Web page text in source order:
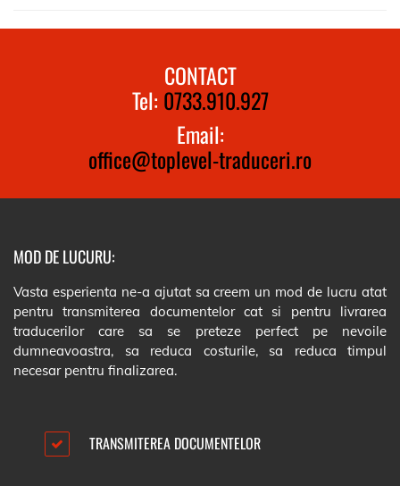
CONTACT
Tel: 0733.910.927
Email:
office@toplevel-traduceri.ro
MOD DE LUCURU:
Vasta esperienta ne-a ajutat sa creem un mod de lucru atat
pentru transmiterea documentelor cat si pentru livrarea
traducerilor care sa se preteze perfect pe nevoile
dumneavoastra, sa reduca costurile, sa reduca timpul
necesar pentru finalizarea.
TRANSMITEREA DOCUMENTELOR